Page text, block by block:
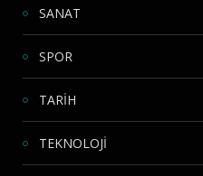
SANAT
SPOR
TARİH
TEKNOLOJİ